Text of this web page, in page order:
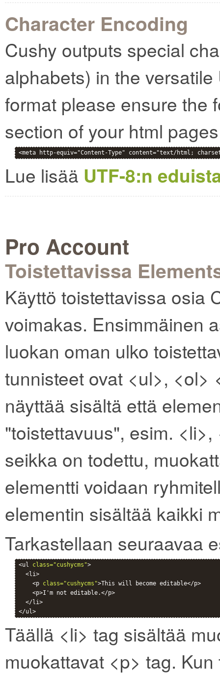
Character Encoding
Cushy outputs special
alphabets) in the
format please ensure the
section of your html
<meta http-equiv="Content-Type" content="text/html;
Lue lisää UTF-8:n
Pro Account
Toistettavissa
Käyttö toistettavissa osia
voimakas. Ensimmäinen
luokan oman ulko
tunnisteet ovat <ul>, <ol>
näyttää sisältä että
"toistettavuus", esim.
seikka on todettu,
elementti voidaan
elementin sisältää kaikki
Tarkastellaan seuraavaa
<ul class="cushycms">
  <li>
    <p
class="cushycms">This will become editable</p>
    <p>I'm not editable.</p>
  </li>
Täällä <li> tag sisältää
muokattavat <p> tag.